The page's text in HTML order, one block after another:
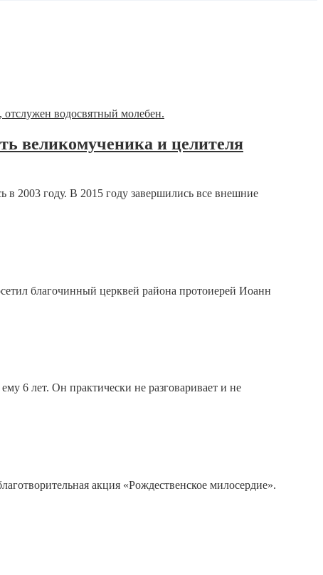
великомученика и целителя
в 2003 году. В 2015 году завершились все внешние
благочинный церквей района протоиерей Иоанн
6 лет. Он практически не разговаривает и не
акция «Рождественское милосердие».